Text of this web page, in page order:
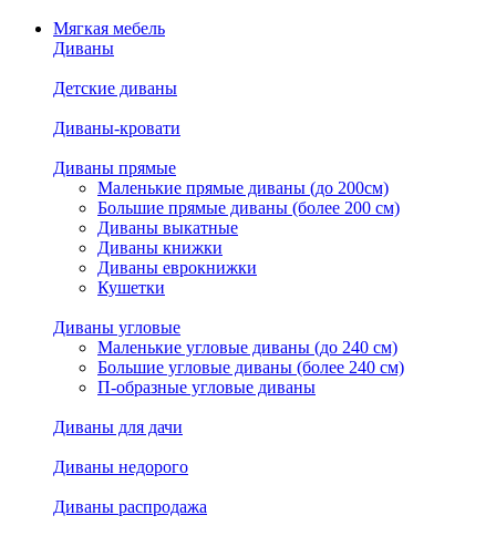
Мягкая мебель
Диваны
Детские диваны
Диваны-кровати
Диваны прямые
Маленькие прямые диваны (до 200см)
Большие прямые диваны (более 200 см)
Диваны выкатные
Диваны книжки
Диваны еврокнижки
Кушетки
Диваны угловые
Маленькие угловые диваны (до 240 см)
Большие угловые диваны (более 240 см)
П-образные угловые диваны
Диваны для дачи
Диваны недорого
Диваны распродажа